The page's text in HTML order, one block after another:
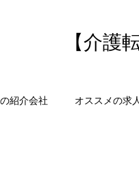
【介護
紹介会社 オススメの求